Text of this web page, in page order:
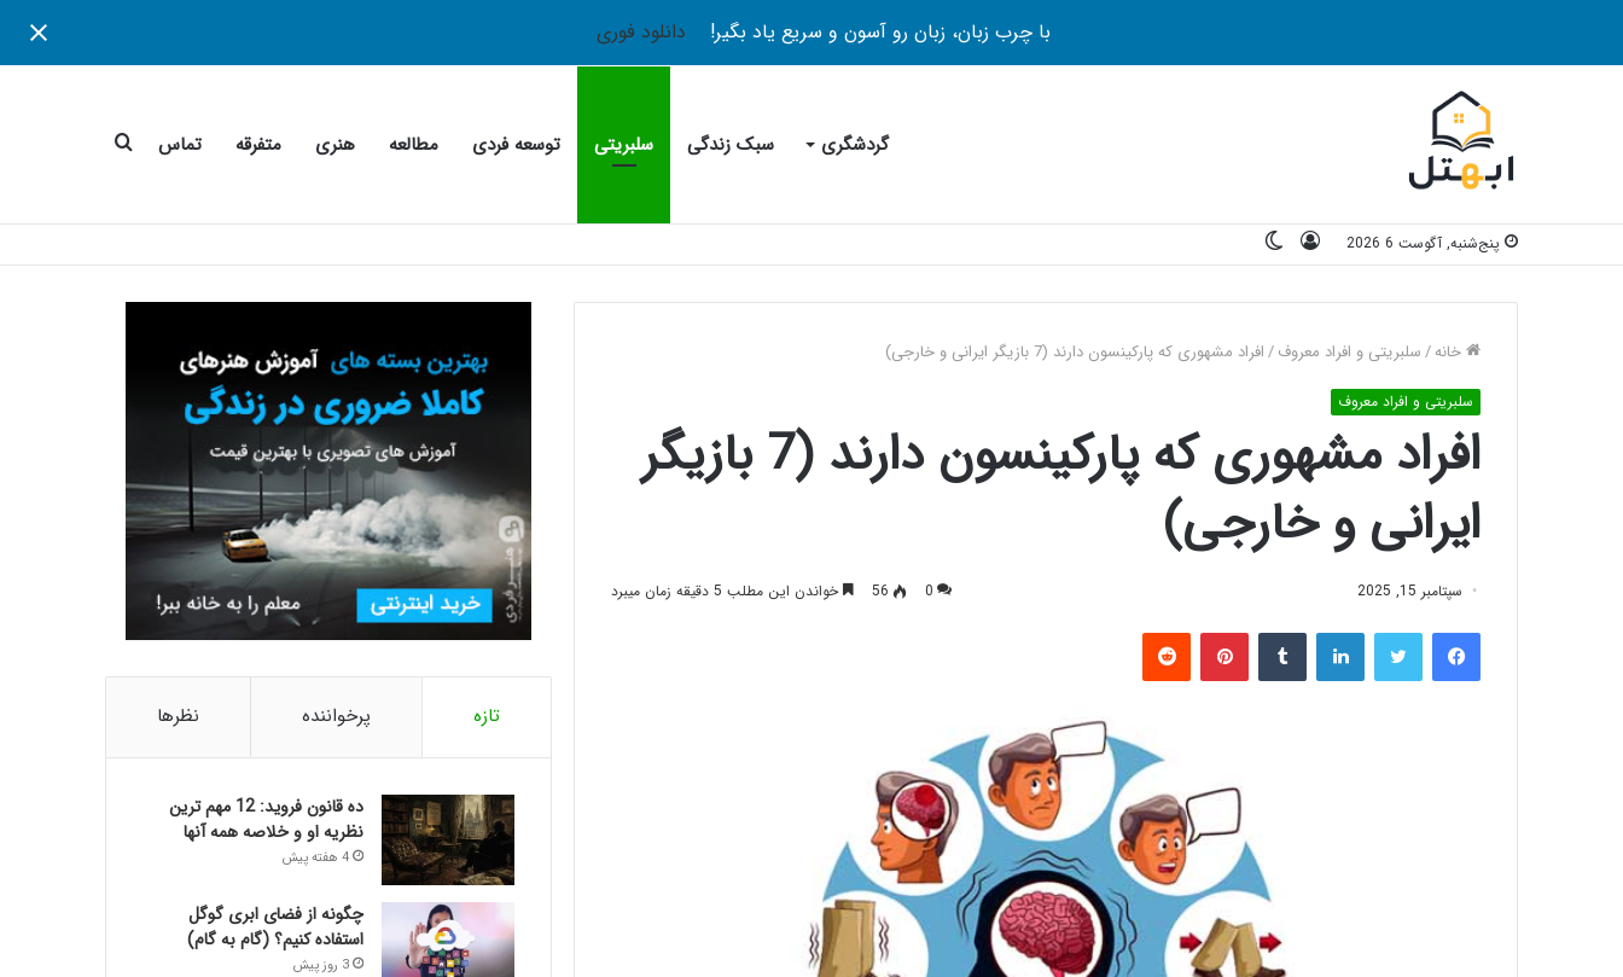
با چرب زبان، زبان رو آسون و سریع یاد بگیر! دانلود فوری
گردشگری سبک زندگی سلبریتی توسعه فردی مطالعه هنری متفرقه تماس جستجو
پنج‌شنبه, آگوست 6 2026
تغییرورود
خانه/سلبریتی و افراد معروف/افراد مشهوری که پارکینسون دارند (7 بازیگر ایرانی و خارجی)
سلبریتی و افراد معروف
افراد مشهوری که پارکینسون دارند (7 بازیگر
ایرانی و خارجی)
سپتامبر 15, 2025 0
56 خواندن این مطلب 5 دقیقه زمان میبرد
فیس بوک توییتر لینکدین ‫تامبلر ‫پین‌ترست‫رددیت
تازه پرخواننده نظرها
ده قانون فروید: 12 مهم ترین
نظریه او و خلاصه همه آنها
4 هفته پیش
چگونه از فضای ابری گوگل
استفاده کنیم؟ (گام به گام)
3 روز پیش